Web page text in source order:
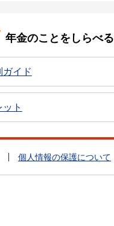
年金のことをしらべる
ガイド
ト
個人情報の保護について